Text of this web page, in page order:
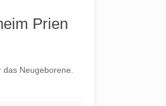
Prien
Neugeborene.